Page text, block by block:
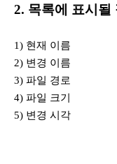
2. 목록에 표시될
1) 현재 이름
2) 변경 이름
3) 파일 경로
4) 파일 크기
5) 변경 시각